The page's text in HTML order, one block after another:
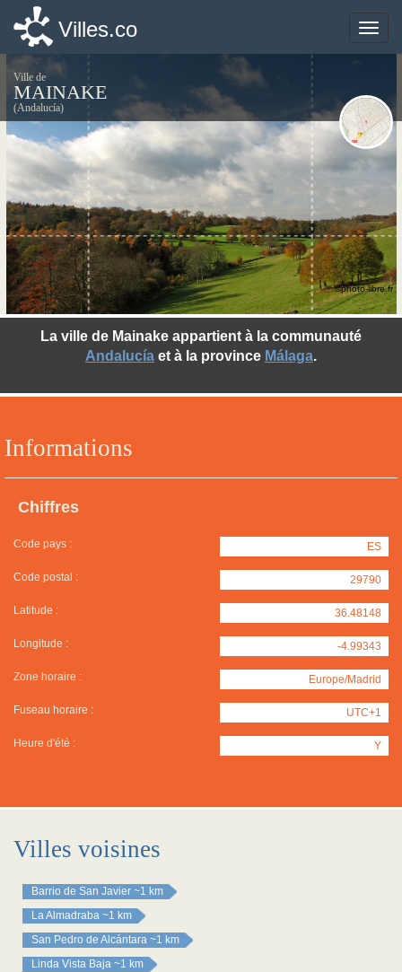
Toggle
Villes.co
Ville de
MAINAKE
(Andalucía)
Informations
Chiffres
Code pays : ES
Code postal : 29790
Latitude : 36.48148
Longitude : -4.99343
Zone horaire : Europe/Madrid
Fuseau horaire : UTC+1
Heure d'été : Y
La ville de Mainake appartient à la communauté
Andalucía et à la province Málaga.
©photo-libre.fr
Villes voisines
Barrio de San Javier ~1 km
La Almadraba ~1 km
San Pedro de Alcántara ~1 km
Linda Vista Baja ~1 km
Toggle
Villes.co